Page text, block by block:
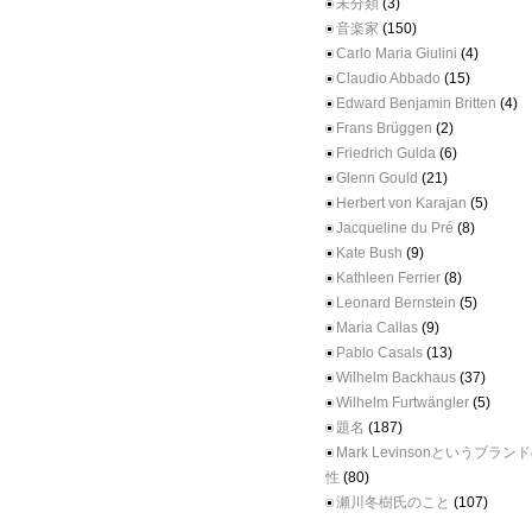
未分類 (3)
音楽家 (150)
Carlo Maria Giulini (4)
Claudio Abbado (15)
Edward Benjamin Britten (4)
Frans Brüggen (2)
Friedrich Gulda (6)
Glenn Gould (21)
Herbert von Karajan (5)
Jacqueline du Pré (8)
Kate Bush (9)
Kathleen Ferrier (8)
Leonard Bernstein (5)
Maria Callas (9)
Pablo Casals (13)
Wilhelm Backhaus (37)
Wilhelm Furtwängler (5)
題名 (187)
Mark Levinsonというブラン
性 (80)
瀬川冬樹氏のこと (107)